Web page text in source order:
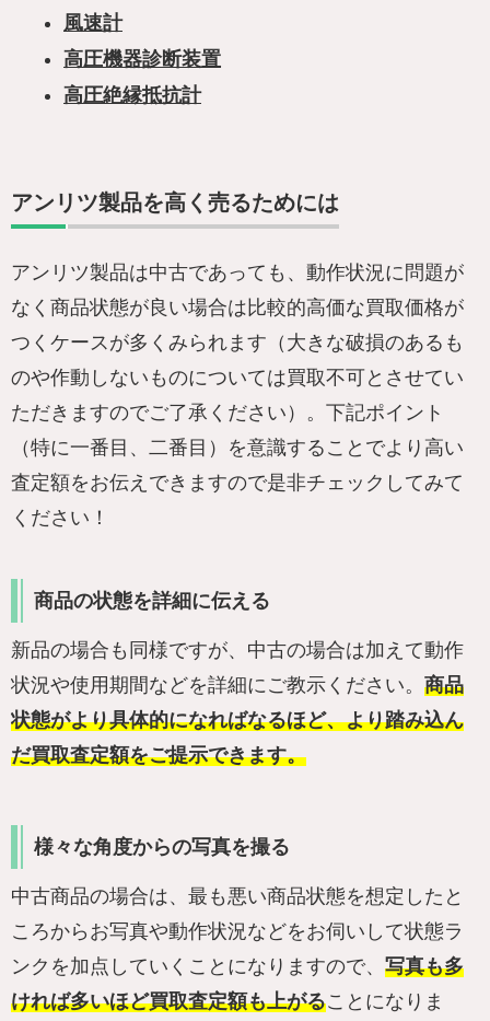
風速計
高圧機器診断装置
高圧絶縁抵抗計
アンリツ製品を高く売るためには
アンリツ製品は中古であっても、動作状況に問題が
なく商品状態が良い場合は比較的高価な買取価格が
つくケースが多くみられます（大きな破損のあるも
のや作動しないものについては買取不可とさせてい
ただきますのでご了承ください）。下記ポイント
（特に一番目、二番目）を意識することでより高い
査定額をお伝えできますので是非チェックしてみて
ください！
商品の状態を詳細に伝える
新品の場合も同様ですが、中古の場合は加えて動作
状況や使用期間などを詳細にご教示ください。 商品
状態がより具体的になればなるほど、より踏み込ん
だ買取査定額をご提示できます。
様々な角度からの写真を撮る
中古商品の場合は、最も悪い商品状態を想定したと
ころからお写真や動作状況などをお伺いして状態ラ
ンクを加点していくことになりますので、 写真も多
ければ多いほど買取査定額も上がることになりま